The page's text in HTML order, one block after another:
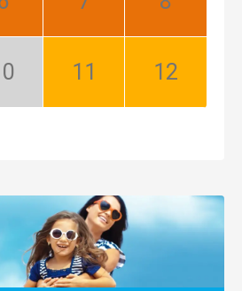
Jún:
Júl:
August:
Október:
November:
December: